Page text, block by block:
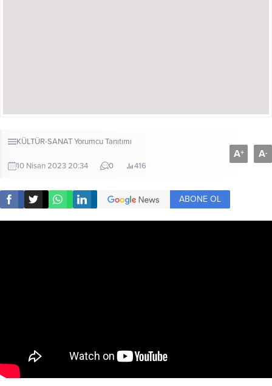
KÜLTÜR-SANATYorumcu Tanıtımı
10 Nisan 2023 20:34 0 416
A+ A-
ABONE OL